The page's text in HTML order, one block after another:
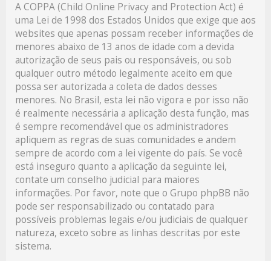
A COPPA (Child Online Privacy and Protection Act) é
uma Lei de 1998 dos Estados Unidos que exige que aos
websites que apenas possam receber informações de
menores abaixo de 13 anos de idade com a devida
autorização de seus pais ou responsáveis, ou sob
qualquer outro método legalmente aceito em que
possa ser autorizada a coleta de dados desses
menores. No Brasil, esta lei não vigora e por isso não
é realmente necessária a aplicação desta função, mas
é sempre recomendável que os administradores
apliquem as regras de suas comunidades e andem
sempre de acordo com a lei vigente do país. Se você
está inseguro quanto a aplicação da seguinte lei,
contate um conselho judicial para maiores
informações. Por favor, note que o Grupo phpBB não
pode ser responsabilizado ou contatado para
possíveis problemas legais e/ou judiciais de qualquer
natureza, exceto sobre as linhas descritas por este
sistema.